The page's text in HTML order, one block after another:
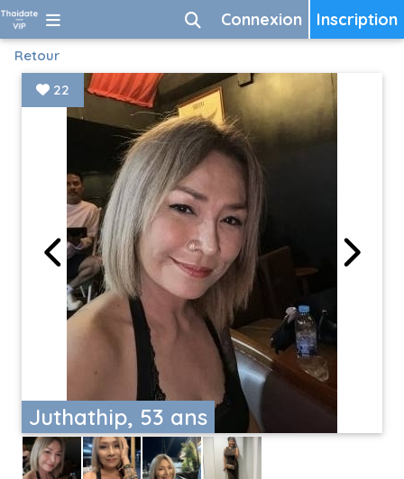
Inscription
Connexion
Retour
Juthathip, 53 ans
22